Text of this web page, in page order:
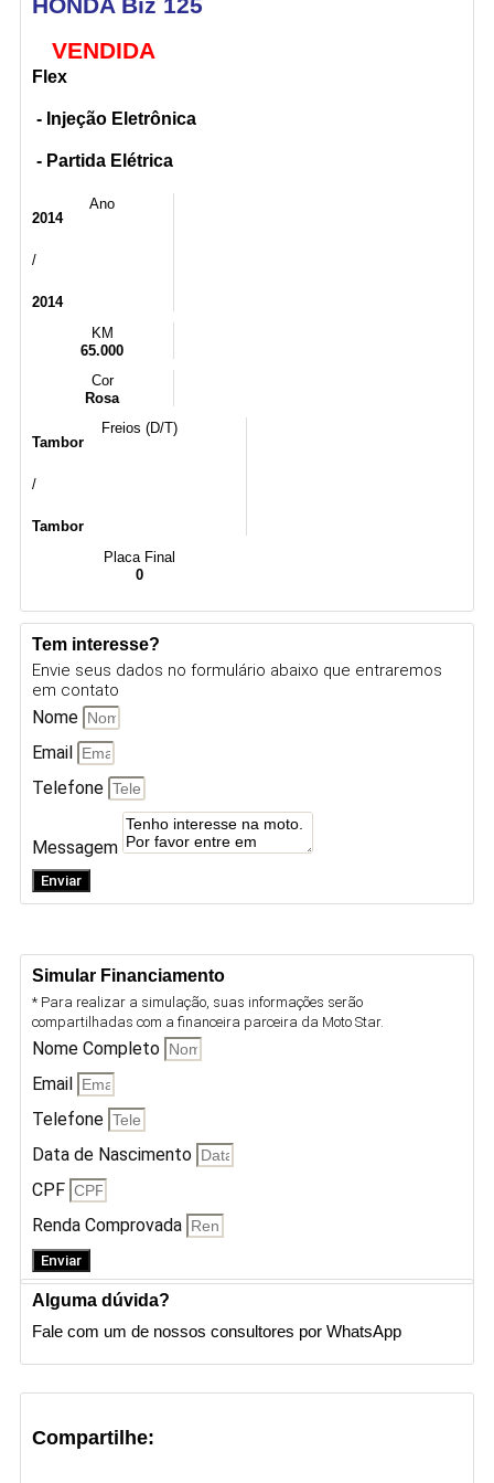
VENDIDA
Flex
- Injeção Eletrônica
- Partida Elétrica
Ano
2014
/
2014
KM
65.000
Cor
Rosa
Freios (D/T)
Tambor
/
Tambor
Placa Final
0
Tem interesse?
Envie seus dados no formulário abaixo que entraremos
em contato
Nome
Email
Telefone
Messagem
Enviar
Simular Financiamento
* Para realizar a simulação, suas informações serão
compartilhadas com a financeira parceira da Moto Star.
Nome Completo
Email
Telefone
Data de Nascimento
CPF
Renda Comprovada
Enviar
Alguma dúvida?
Fale com um de nossos consultores por WhatsApp
Compartilhe: